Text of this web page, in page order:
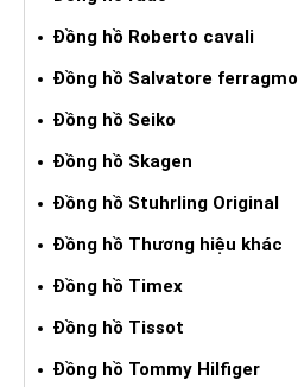
Đồng hồ Roberto cavali
Đồng hồ Salvatore ferragmo
Đồng hồ Seiko
Đồng hồ Skagen
Đồng hồ Stuhrling Original
Đồng hồ Thương hiệu khác
Đồng hồ Timex
Đồng hồ Tissot
Đồng hồ Tommy Hilfiger